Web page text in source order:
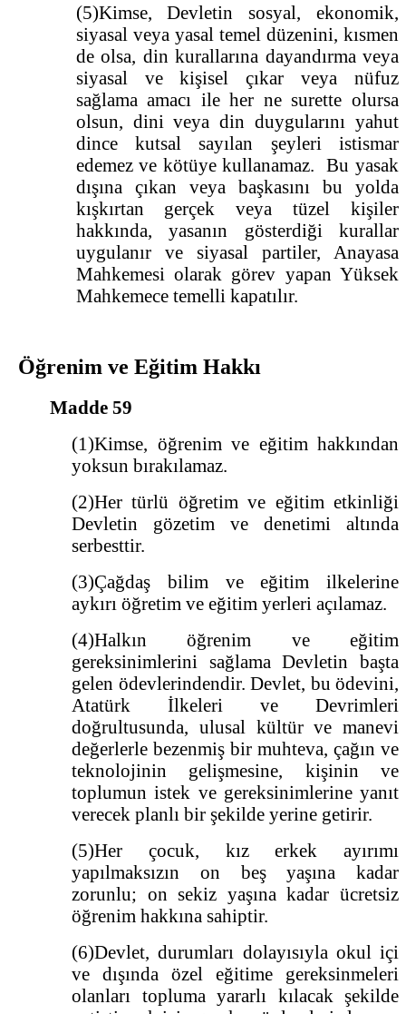
(5)Kimse, Devletin sosyal, ekonomik,
siyasal veya yasal temel düzenini, kısmen
de olsa, din kurallarına dayandırma veya
siyasal ve kişisel çıkar veya nüfuz
sağlama amacı ile her ne surette olursa
olsun, dini veya din duygularını yahut
dince kutsal sayılan şeyleri istismar
edemez ve kötüye kullanamaz. Bu yasak
dışına çıkan veya başkasını bu yolda
kışkırtan gerçek veya tüzel kişiler
hakkında, yasanın gösterdiği kurallar
uygulanır ve siyasal partiler, Anayasa
Mahkemesi olarak görev yapan Yüksek
Mahkemece temelli kapatılır.
Öğrenim ve Eğitim Hakkı
Madde 59
(1)Kimse, öğrenim ve eğitim hakkından
yoksun bırakılamaz.
(2)Her türlü öğretim ve eğitim etkinliği
Devletin gözetim ve denetimi altında
serbesttir.
(3)Çağdaş bilim ve eğitim ilkelerine
aykırı öğretim ve eğitim yerleri açılamaz.
(4)Halkın öğrenim ve eğitim
gereksinimlerini sağlama Devletin başta
gelen ödevlerindendir. Devlet, bu ödevini,
Atatürk İlkeleri ve Devrimleri
doğrultusunda, ulusal kültür ve manevi
değerlerle bezenmiş bir muhteva, çağın ve
teknolojinin gelişmesine, kişinin ve
toplumun istek ve gereksinimlerine yanıt
verecek planlı bir şekilde yerine getirir.
(5)Her çocuk, kız erkek ayırımı
yapılmaksızın on beş yaşına kadar
zorunlu; on sekiz yaşına kadar ücretsiz
öğrenim hakkına sahiptir.
(6)Devlet, durumları dolayısıyla okul içi
ve dışında özel eğitime gereksinmeleri
olanları topluma yararlı kılacak şekilde